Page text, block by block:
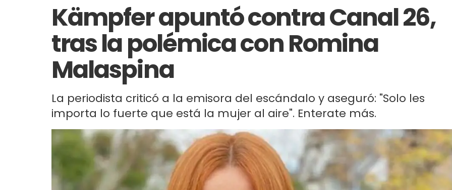
Kämpfer apuntó contra Canal 26,
tras la polémica con Romina
Malaspina
La periodista criticó a la emisora del escándalo y aseguró: "Solo les
importa lo fuerte que está la mujer al aire". Enterate más.